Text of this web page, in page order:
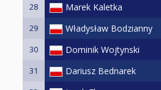
28 Marek Kaletka
29 Władysław Bodzianny
30 Dominik Wojtynski
31 Dariusz Bednarek